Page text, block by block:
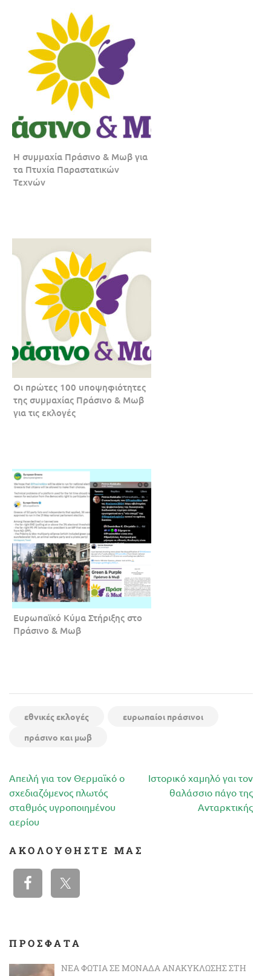
Η συμμαχία Πράσινο & Μωβ για
τα Πτυχία Παραστατικών
Τεχνών
Οι πρώτες 100 υποψηφιότητες
της συμμαχίας Πράσινο & Μωβ
για τις εκλογές
Ευρωπαϊκό Κύμα Στήριξης στο
Πράσινο & Μωβ
εθνικές εκλογές
ευρωπαίοι πράσινοι
πράσινο και μωβ
Πλοήγηση
άρθρων
Απειλή για τον Θερμαϊκό ο
σχεδιαζόμενος πλωτός
σταθμός υγροποιημένου
αερίου
Ιστορικό χαμηλό γαι τον
θαλάσσιο πάγο της
Ανταρκτικής
ΑΚΟΛΟΥΘΉΣΤΕ ΜΑΣ
ΠΡΟΣΦΑΤΑ
ΝΈΑ ΦΩΤΙΆ ΣΕ ΜΟΝΆΔΑ ΑΝΑΚΎΚΛΩΣΗΣ ΣΤΗ